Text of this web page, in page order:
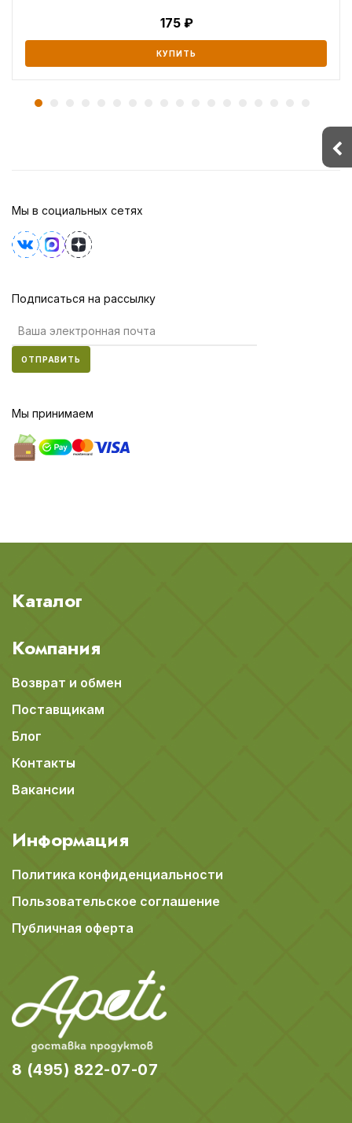
175
КУПИТЬ
Мы в социальных сетях
Подписаться на рассылку
ОТПРАВИТЬ
Мы принимаем
Каталог
Компания
Возврат и обмен
Поставщикам
Блог
Контакты
Вакансии
Информация
Политика конфиденциальности
Пользовательское соглашение
Публичная оферта
8 (495) 822-07-07